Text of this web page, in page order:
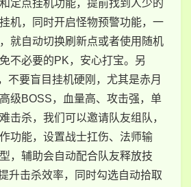
定点挂机功能，提前找到人少的
机，同时开启怪物预警功能，一
就自动切换刷新点或者使用随机
不必要的PK，安心打宝。另
不要盲目挂机硬刚，尤其是赤月
级BOSS，血量高、攻击强，单
击杀，我们可以邀请队友组队，
功能，设置战士扛伤、法师输
，辅助会自动配合队友释放技
升击杀效率，同时勾选自动拾取